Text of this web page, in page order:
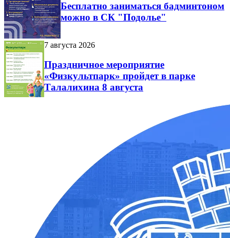
Бесплатно заниматься бадминтоном
можно в СК "Подолье"
7 августа 2026
Праздничное мероприятие
«Физкультпарк» пройдет в парке
Талалихина 8 августа